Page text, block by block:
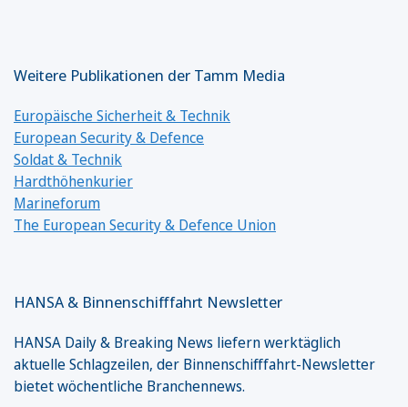
Weitere Publikationen der Tamm Media
Europäische Sicherheit & Technik
European Security & Defence
Soldat & Technik
Hardthöhenkurier
Marineforum
The European Security & Defence Union
HANSA & Binnenschifffahrt Newsletter
HANSA Daily & Breaking News liefern werktäglich
aktuelle Schlagzeilen, der Binnenschifffahrt-Newsletter
bietet wöchentliche Branchennews.